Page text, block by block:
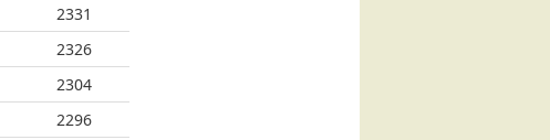
2331
2326
2304
2296